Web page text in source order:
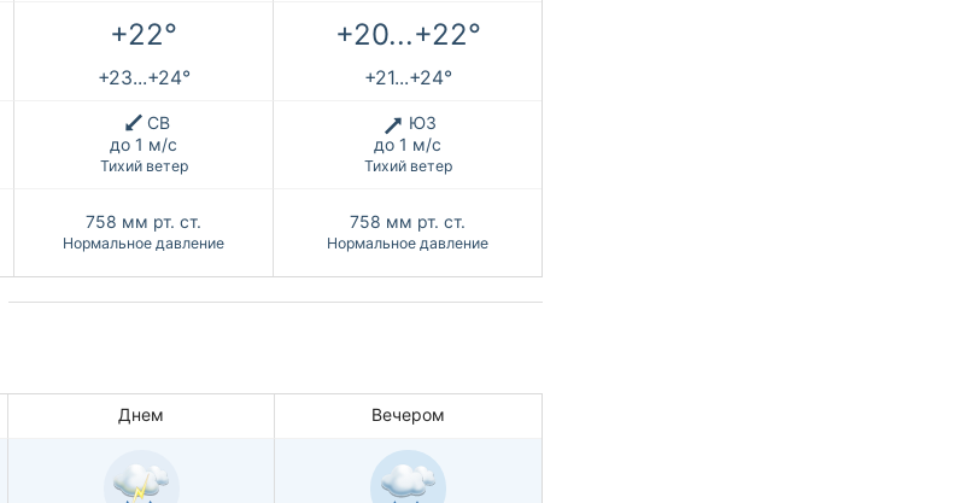
+22° +20...+22°
+23...+24° +21...+24°
СВ
до 1 м/с
Тихий ветер
ЮЗ
до 1 м/с
Тихий ветер
758 мм рт. ст.
Нормальное давление
758 мм рт. ст.
Нормальное давление
Днем Вечером